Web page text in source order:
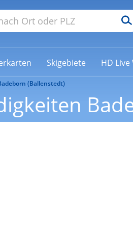
Skigebiete HD Live
(Ballenstedt)